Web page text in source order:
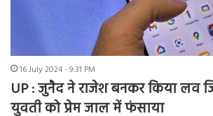
16 July 2024 - 9:31 PM
UP : जुनैद ने राजेश बनकर किया लव
युवती को प्रेम जाल में फंसाया